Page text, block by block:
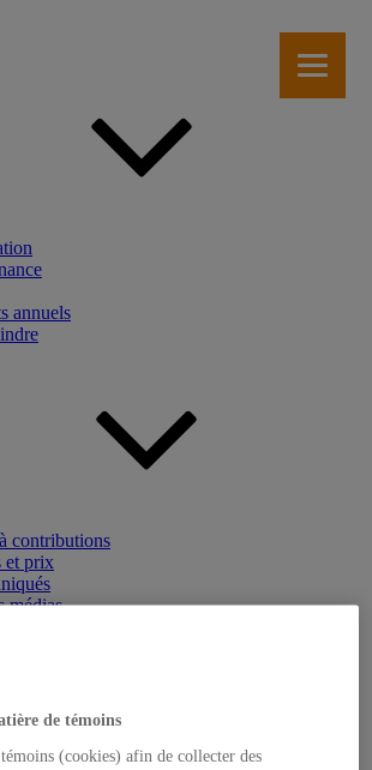
annuels
contributions
et prix
médias
de témoins
(cookies) afin de collecter des